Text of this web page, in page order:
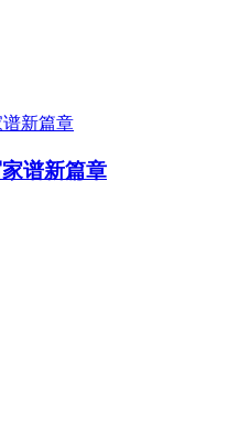
谱新篇章